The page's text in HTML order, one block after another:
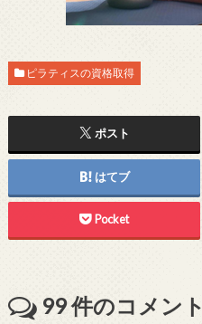
ピラティスの資格取得
ポスト
はてブ
Pocket
99件のコメント